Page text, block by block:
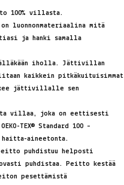
100% villasta.
luonnonmateriaalina mitä
ja hanki samalla
iholla. Jättivillan
kaikkein pitkäkuituisimmat
jättivillalle sen
villaa, joka on eettisesti
OEKO-TEX® Standard 100 –
aineetonta.
puhdistuu helposti
puhdistaa. Peitto kestää
pesettämistä